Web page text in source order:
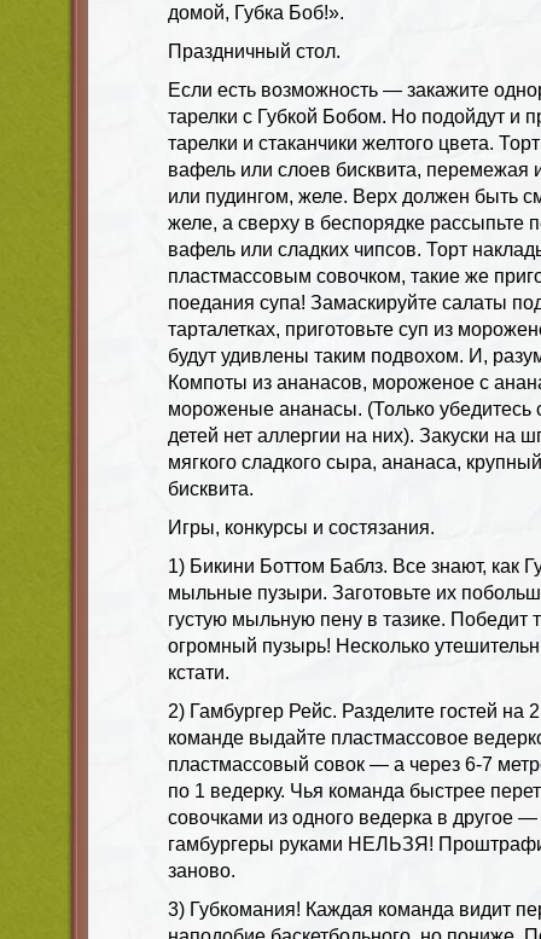
домой, Губка Боб!».
Праздничный стол.
Если есть возможность — закажите
тарелки с Губкой Бобом. Но подойдут и
тарелки и стаканчики желтого цвета.
вафель или слоев бисквита,
или пудингом, желе. Верх должен быть
желе, а сверху в беспорядке рассыпьте
вафель или сладких чипсов. Торт
пластмассовым совочком, такие же
поедания супа! Замаскируйте салаты
тарталетках, приготовьте суп из
будут удивлены таким подвохом. И,
Компоты из ананасов, мороженое с
мороженые ананасы. (Только убедитесь
детей нет аллергии на них). Закуски на
мягкого сладкого сыра, ананаса,
бисквита.
Игры, конкурсы и состязания.
1) Бикини Боттом Баблз. Все знают, как
мыльные пузыри. Заготовьте их
густую мыльную пену в тазике. Победит
огромный пузырь! Несколько
кстати.
2) Гамбургер Рейс. Разделите гостей на
команде выдайте пластмассовое
пластмассовый совок — а через 6-7
по 1 ведерку. Чья команда быстрее
совочками из одного ведерка в другое
гамбургеры руками НЕЛЬЗЯ!
заново.
3) Губкомания! Каждая команда видит